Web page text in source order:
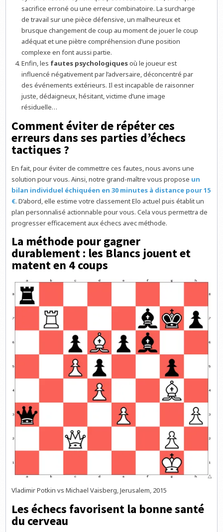
sacrifice erroné ou une erreur combinatoire. La surcharge
de travail sur une pièce défensive, un malheureux et
brusque changement de coup au moment de jouer le coup
adéquat et une piètre compréhension d’une position
complexe en font aussi partie.
Enfin, les fautes psychologiquesoù le joueur est
influencé négativement par l’adversaire, déconcentré par
des événements extérieurs. Il est incapable de raisonner
juste, dédaigneux, hésitant, victime d’une image
résiduelle…
Comment éviter de répéter ces
erreurs dans ses parties d’échecs
tactiques ?
En fait, pour éviter de commettre ces fautes, nous avons une
solution pour vous. Ainsi, notre grand-maître vous propose un
bilan individuel échiquéen en 30 minutes à distance pour 15
€. D’abord, elle estime votre classement Elo actuel puis établit un
plan personnalisé actionnable pour vous. Cela vous permettra de
progresser efficacement aux échecs avec méthode.
La méthode pour gagner
durablement : les Blancs jouent et
matent en 4 coups
Vladimir Potkin vs Michael Vaisberg, Jerusalem, 2015
Les échecs favorisent la bonne santé
du cerveau